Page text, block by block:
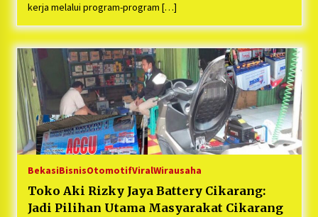
kerja melalui program-program […]
BekasiBisnisOtomotifViralWirausaha
Toko Aki Rizky Jaya Battery Cikarang:
Jadi Pilihan Utama Masyarakat Cikarang